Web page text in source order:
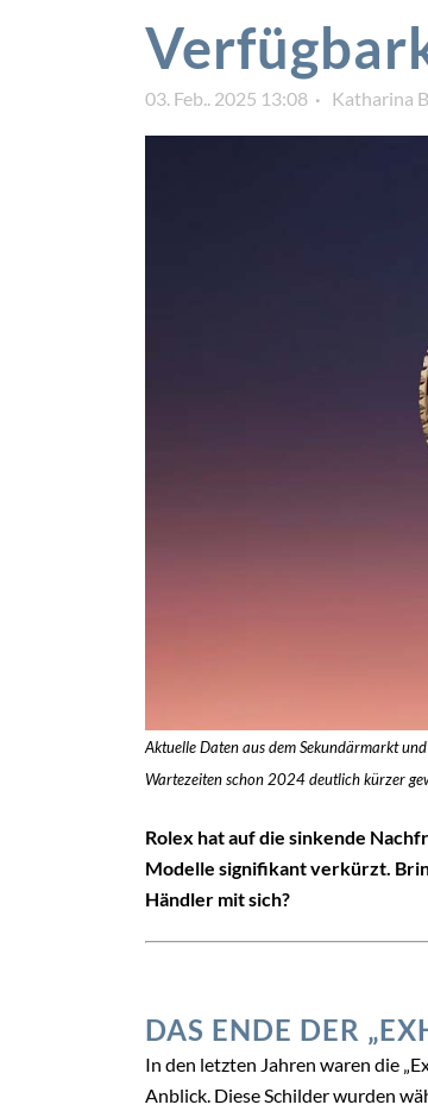
03. Feb.. 2025 13:08 Katharina
Aktuelle Daten aus dem Sekundärmarkt
Wartezeiten schon 2024 deutlich kürzer
Rolex hat auf die sinkende
Modelle signifikant verkürzt.
Händler mit sich?
DAS ENDE DER
In den letzten Jahren waren die
Anblick. Diese Schilder wurden